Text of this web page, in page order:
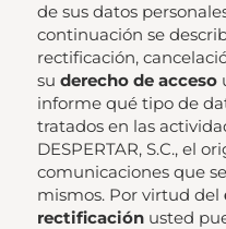
de sus datos
continuación se
rectificación,
su derecho de acceso
informe qué tipo de
tratados en las
DESPERTAR, S.C., el
comunicaciones que
mismos. Por virtud del
rectificaciónusted